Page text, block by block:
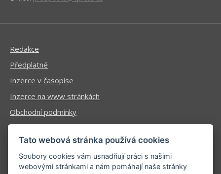
Redakce
Předplatné
Inzerce v časopise
Inzerce na www stránkách
Obchodní podmínky
Ochrana osobních údajů
Tato webová stránka používá cookies
Soubory cookies vám usnadňují práci s našimi
webovými stránkami a nám pomáhají naše stránky